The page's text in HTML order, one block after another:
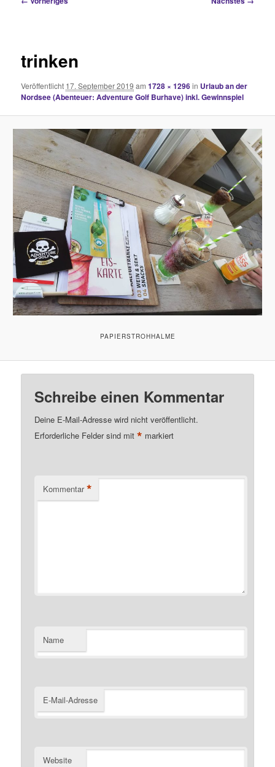
trinken
Veröffentlicht 17. September 2019 am1728 × 1296in Urlaub an der
Nordsee (Abenteuer: Adventure Golf Burhave) inkl. Gewinnspiel
PAPIERSTROHHALME
Schreibe einen Kommentar
Deine E-Mail-Adresse wird nicht veröffentlicht.
Erforderliche Felder sind mit* markiert
Kommentar *
Name
E-Mail-Adresse
Website